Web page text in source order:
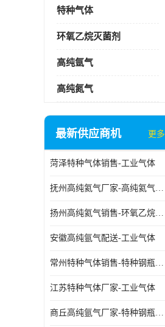
特种气体
环氧乙烷灭菌剂
高纯氩气
高纯氮气
最新供应商机 更多
菏泽特种气体销售-工业气体
抚州高纯氦气厂家-高纯氦气标准气体
扬州高纯氦气销售-环氧乙烷灭菌剂
安徽高纯氩气配送-工业气体
常州特种气体销售-特种钢瓶年检配件销售
江苏特种气体厂家-工业气体
商丘高纯氩气厂家-特种钢瓶年检配件销售